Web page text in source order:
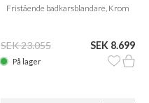
Fristående badkarsblandare, Krom
SEK 23.055 SEK 8.699
På lager